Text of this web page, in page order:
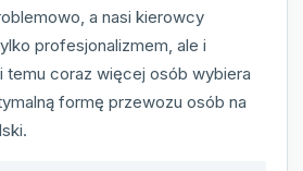
a nasi kierowcy
profesjonalizmem, ale i
temu coraz więcej osób wybiera
formę przewozu osób na